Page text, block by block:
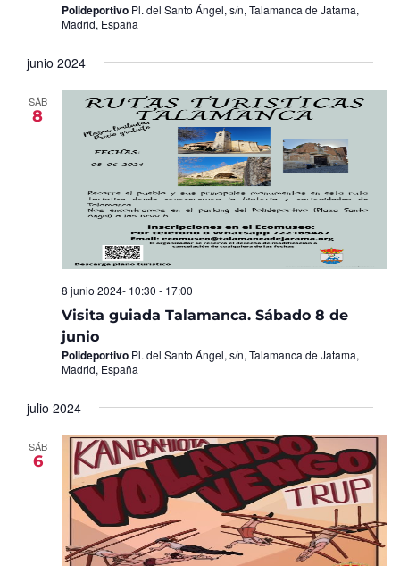
Polideportivo Pl. del Santo Ángel, s/n, Talamanca de Jatama,
Madrid, España
junio 2024
SÁB
8
Visita guiada Talamanca. Sábado 8 de
junio
8 junio 2024- 10:30 - 17:00
Polideportivo Pl. del Santo Ángel, s/n, Talamanca de Jatama,
Madrid, España
julio 2024
SÁB
6